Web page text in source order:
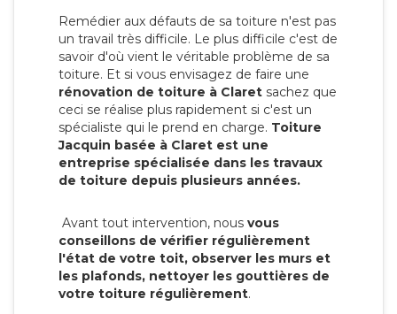
Remédier aux défauts de sa toiture n'est pas
un travail très difficile. Le plus difficile c'est de
savoir d'où vient le véritable problème de sa
toiture. Et si vous envisagez de faire une
rénovation de toiture à Claret sachez que
ceci se réalise plus rapidement si c'est un
spécialiste qui le prend en charge. Toiture
Jacquin basée à Claret est une
entreprise spécialisée dans les travaux
de toiture depuis plusieurs années.
Avant tout intervention, nous vous
conseillons de vérifier régulièrement
l'état de votre toit, observer les murs et
les plafonds, nettoyer les gouttières de
votre toiture régulièrement.